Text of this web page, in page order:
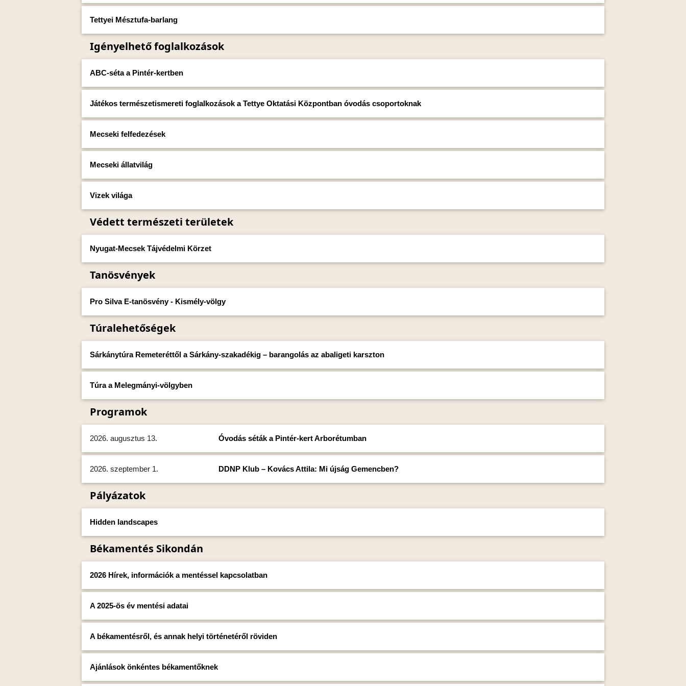
Tettyei Mésztufa-barlang
Igényelhető foglalkozások
ABC-séta a Pintér-kertben
Játékos természetismereti foglalkozások a Tettye Oktatási Központban óvodás csoportoknak
Mecseki felfedezések
Mecseki állatvilág
Vizek világa
Védett természeti területek
Nyugat-Mecsek Tájvédelmi Körzet
Tanösvények
Pro Silva E-tanösvény - Kismély-völgy
Túralehetőségek
Sárkánytúra Remeteréttől a Sárkány-szakadékig – barangolás az abaligeti karszton
Túra a Melegmányi-völgyben
Programok
2026. augusztus 13. Óvodás séták a Pintér-kert Arborétumban
2026. szeptember 1. DDNP Klub – Kovács Attila: Mi újság Gemencben?
Pályázatok
Hidden landscapes
Békamentés Sikondán
2026 Hírek, információk a mentéssel kapcsolatban
A 2025-ös év mentési adatai
A békamentésről, és annak helyi történetéről röviden
Ajánlások önkéntes békamentőknek